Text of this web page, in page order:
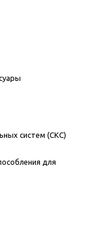
систем (СКС)
для